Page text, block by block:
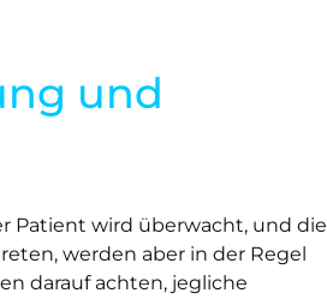
und
Patient wird überwacht, und die
werden aber in der Regel
darauf achten, jegliche